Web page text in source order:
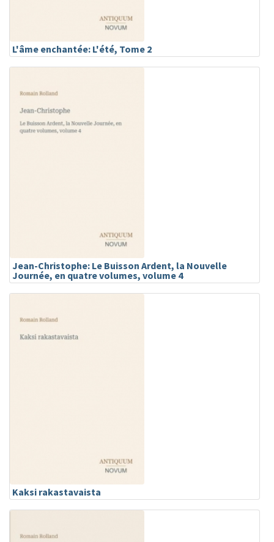
L'âme enchantée: L'été, Tome 2
Jean-Christophe: Le Buisson Ardent, la Nouvelle
Journée, en quatre volumes, volume 4
Kaksi rakastavaista